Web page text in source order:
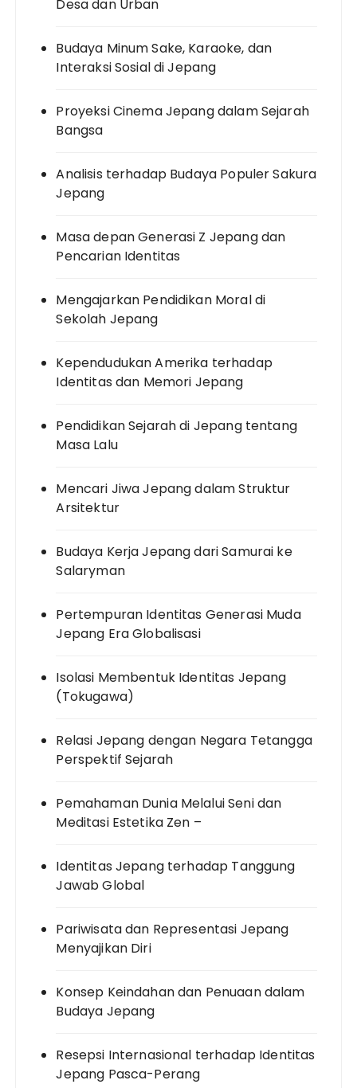
Desa dan Urban
Budaya Minum Sake, Karaoke, dan
Interaksi Sosial di Jepang
Proyeksi Cinema Jepang dalam Sejarah
Bangsa
Analisis terhadap Budaya Populer Sakura
Jepang
Masa depan Generasi Z Jepang dan
Pencarian Identitas
Mengajarkan Pendidikan Moral di
Sekolah Jepang
Kependudukan Amerika terhadap
Identitas dan Memori Jepang
Pendidikan Sejarah di Jepang tentang
Masa Lalu
Mencari Jiwa Jepang dalam Struktur
Arsitektur
Budaya Kerja Jepang dari Samurai ke
Salaryman
Pertempuran Identitas Generasi Muda
Jepang Era Globalisasi
Isolasi Membentuk Identitas Jepang
(Tokugawa)
Relasi Jepang dengan Negara Tetangga
Perspektif Sejarah
Pemahaman Dunia Melalui Seni dan
Meditasi Estetika Zen –
Identitas Jepang terhadap Tanggung
Jawab Global
Pariwisata dan Representasi Jepang
Menyajikan Diri
Konsep Keindahan dan Penuaan dalam
Budaya Jepang
Resepsi Internasional terhadap Identitas
Jepang Pasca-Perang